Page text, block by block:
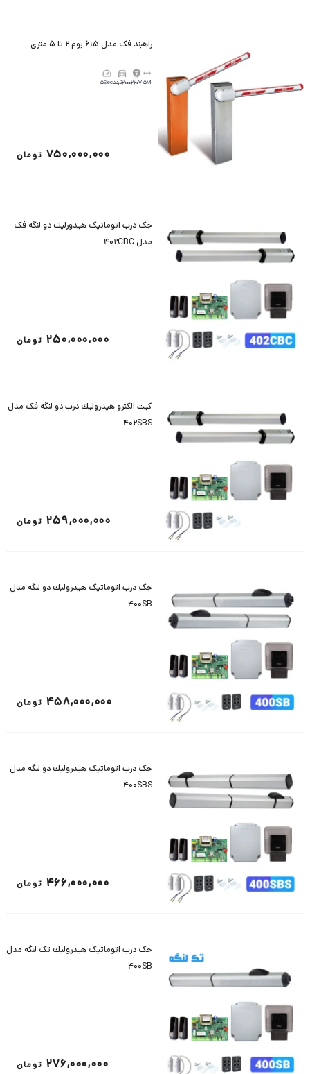
راهبند فک مدل 615 بوم 2 تا 5 متری
5M
220V2000تردد 5Sec
750,000,000 تومان
جک درب اتوماتیک هيدورليك دو لنگه فک
مدل 402CBC
250,000,000 تومان
كيت الكترو هيدروليك درب دو لنگه فک مدل
402SBS
259,000,000 تومان
جک درب اتوماتیک هيدروليك دو لنگه مدل
400SB
458,000,000 تومان
جک درب اتوماتیک هيدروليك دو لنگه مدل
400SBS
466,000,000 تومان
جک درب اتوماتیک هيدروليك تک لنگه مدل
400SB
276,000,000 تومان